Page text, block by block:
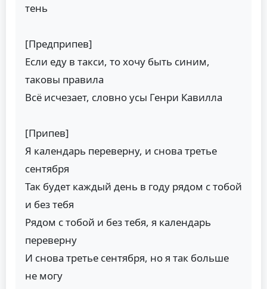
тень
[Предприпев]
Если еду в такси, то хочу быть синим,
таковы правила
Всё исчезает, словно усы Генри Кавилла
[Припев]
Я календарь переверну, и снова третье
сентября
Так будет каждый день в году рядом с тобой
и без тебя
Рядом с тобой и без тебя, я календарь
переверну
И снова третье сентября, но я так больше
не могу